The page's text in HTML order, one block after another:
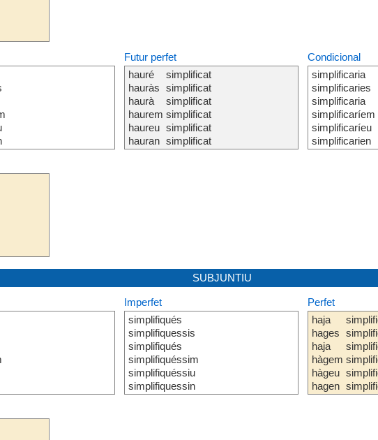
Futur perfet
hauré
hauràs
haurà
haurem
haureu
hauran
simplificat
simplificat
simplificat
simplificat
simplificat
simplificat
Condicional
simplificaria
simplificaries
simplificaria
simplificaríem
simplificaríeu
simplificarien
SUBJUNTIU
Imperfet
simplifiqués
simplifiquessis
simplifiqués
simplifiquéssim
simplifiquéssiu
simplifiquessin
Perfet
haja
hages
haja
hàgem
hàgeu
hagen